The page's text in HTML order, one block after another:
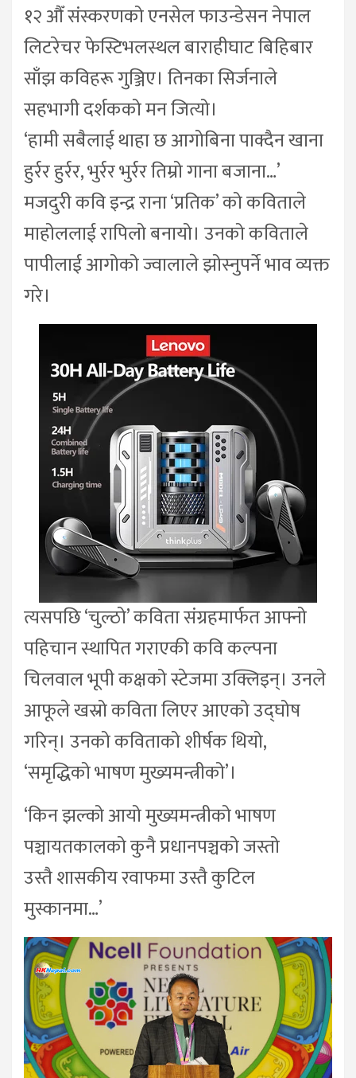
१२ औँ संस्करणको एनसेल फाउन्डेसन नेपाल
लिटरेचर फेस्टिभलस्थल बाराहीघाट बिहिबार
साँझ कविहरू गुञ्जिए। तिनका सिर्जनाले
सहभागी दर्शकको मन जित्यो।
‘हामी सबैलाई थाहा छ आगोबिना पाक्दैन खाना
हुर्रर हुर्रर, भुर्रर भुर्रर तिम्रो गाना बजाना…’
मजदुरी कवि इन्द्र राना ‘प्रतिक’ को कविताले
माहोललाई रापिलो बनायो। उनको कविताले
पापीलाई आगोको ज्वालाले झोस्नुपर्ने भाव व्यक्त
गरे।
त्यसपछि ‘चुल्ठो’ कविता संग्रहमार्फत आफ्नो
पहिचान स्थापित गराएकी कवि कल्पना
चिलवाल भूपी कक्षको स्टेजमा उक्लिइन्। उनले
आफूले खस्रो कविता लिएर आएको उद्घोष
गरिन्। उनको कविताको शीर्षक थियो,
‘समृद्धिको भाषण मुख्यमन्त्रीको’।
‘किन झल्को आयो मुख्यमन्त्रीको भाषण
पञ्चायतकालको कुनै प्रधानपञ्चको जस्तो
उस्तै शासकीय रवाफमा उस्तै कुटिल
मुस्कानमा…’